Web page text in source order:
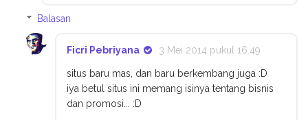
Balasan
Ficri Pebriyana 3 Mei 2014 pukul 16.49
situs baru mas, dan baru berkembang juga :D
iya betul situs ini memang isinya tentang bisnis
dan promosi... :D